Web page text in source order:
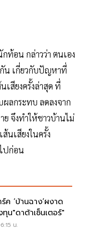
ท้อน กล่าวว่า ตนเอง
น เกี่ยวกับปัญหาที่
เสียงครั้งล่าสุด ที่
ลกระทบ ลดลงจาก
ย จึงทำให้ชาวบ้านไม่
นเสียงในครั้ง
ปก่อน
ค ‘บ้านฉาง’ผงาด
น"ดาต้าเซ็นเตอร์"
น.